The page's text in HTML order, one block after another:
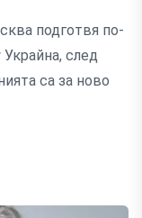
подготвя по-
след
са за ново